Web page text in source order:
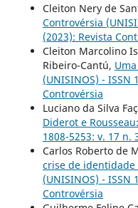
Cleiton Nery de
Controvérsia
(2023): Revista
Cleiton Marcolino
Ribeiro-Cantú,
(UNISINOS) - ISSN
Controvérsia
Luciano da Silva
Diderot e Rousseau:
1808-5253: v. 17 n.
Carlos Roberto de
crise de identidade
(UNISINOS) - ISSN
Controvérsia